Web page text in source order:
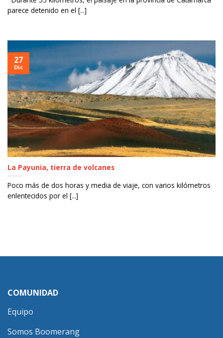
parece detenido en el [...]
La Payunia, tierra de volcanes
Poco más de dos horas y media de viaje, con varios kilómetros
enlentecidos por el [...]
27
Dic
COMUNIDAD
Equipo
Somos Boomerang